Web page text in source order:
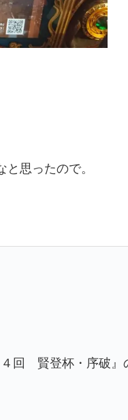
思ったので。
回 賢登杯・序破』